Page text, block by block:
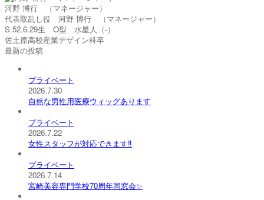
河野 博行 （マネージャー）
代表取乱し役 河野 博行 （マネージャー）
S.52.6.29生 O型 水星人（-）
佐土原高校産業デザイン科卒
最新の投稿
プライベート
2026.7.30
自然な男性用医療ウィッグあります
プライベート
2026.7.22
女性スタッフが対応できます‼️
プライベート
2026.7.14
宮崎美容専門学校70周年同窓会✨